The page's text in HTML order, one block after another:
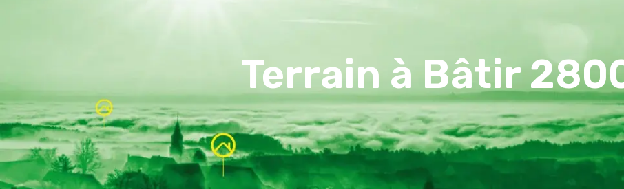
Terrain à Bâtir